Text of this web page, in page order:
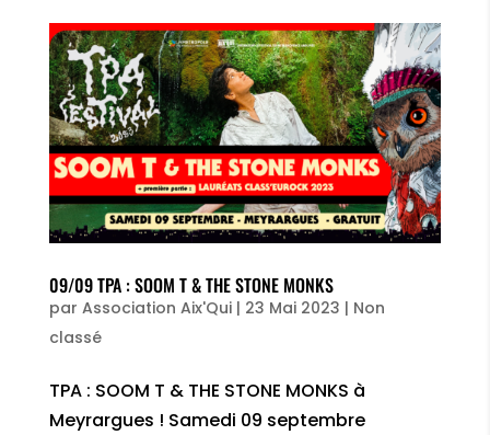
09/09 TPA : SOOM T & THE STONE MONKS
par Association Aix'Qui| 23 Mai 2023 | Non
classé
TPA : SOOM T & THE STONE MONKS à
Meyrargues ! Samedi 09 septembre